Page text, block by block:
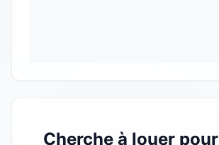
Cherche à louer pour